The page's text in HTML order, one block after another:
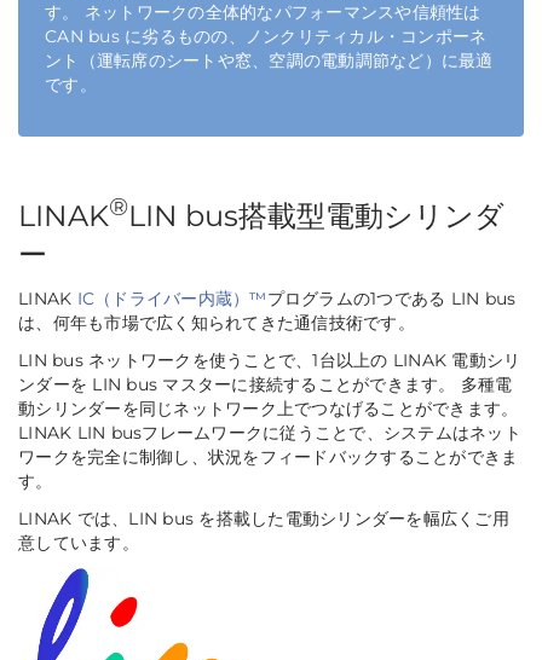
す。 ネットワークの全体的なパフォーマンスや信頼性は
CAN bus に劣るものの、ノンクリティカル・コンポーネ
ント（運転席のシートや窓、空調の電動調節など）に最適
です。
LINAK®LIN bus搭載型電動シリンダ
ー
LINAK IC（ドライバー内蔵）™プログラムの1つである LIN bus
は、何年も市場で広く知られてきた通信技術です。
LIN bus ネットワークを使うことで、1台以上の LINAK 電動シリ
ンダーを LIN bus マスターに接続することができます。 多種電
動シリンダーを同じネットワーク上でつなげることができます。
LINAK LIN busフレームワークに従うことで、システムはネット
ワークを完全に制御し、状況をフィードバックすることができま
す。
LINAK では、LIN bus を搭載した電動シリンダーを幅広くご用
意しています。